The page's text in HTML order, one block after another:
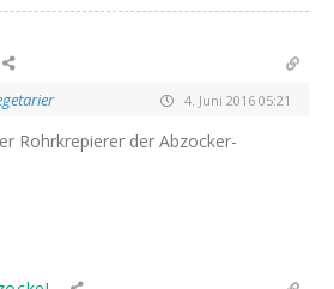
4. Juni 2016 05:21
Rohr­kre­pie­rer der Abzocker-